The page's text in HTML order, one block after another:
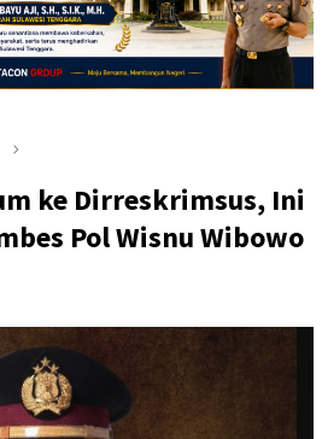
ke Dirreskrimsus, Ini
Pol Wisnu Wibowo